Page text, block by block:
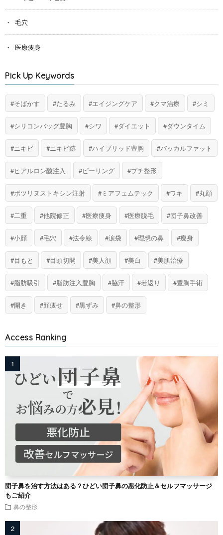
毛穴
医療痩身
Pick Up Keywords
そばかす たるみ エイジングケア クマ治療 シミ
シリコンバッグ豊胸 シワ ダイエット ダウンタイム
ニキビ ニキビ跡 ハイブリッド豊胸 バッカルファット
ヒアルロン酸注入 ピーリング プチ整形
ボツリヌストキシン注射 ミアフェムテック ワキ 丸顔
二重 他院修正 医療痩身 医療脱毛 団子鼻改善
小顔 毛穴 法令線 涙袋 理想の鼻 痩身
目もと 目頭切開 美人顔 美白 美肌治療
脂肪吸引 脂肪注入豊胸 脇汗 若返り 豊胸手術
開き 顔痩せ 黒ずみ 鼻の整形
Access Ranking
団子鼻を治す方法はある？ひどい団子鼻の悪化防止＆セルフマッサージ
もご紹介
鼻の整形